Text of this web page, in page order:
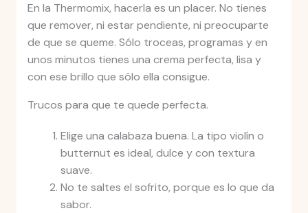
En la Thermomix, hacerla es un placer. No tienes
que remover, ni estar pendiente, ni preocuparte
de que se queme. Sólo troceas, programas y en
unos minutos tienes una crema perfecta, lisa y
con ese brillo que sólo ella consigue.
Trucos para que te quede perfecta.
Elige una calabaza buena. La tipo violín o
butternut es ideal, dulce y con textura
suave.
No te saltes el sofrito, porque es lo que da
sabor.